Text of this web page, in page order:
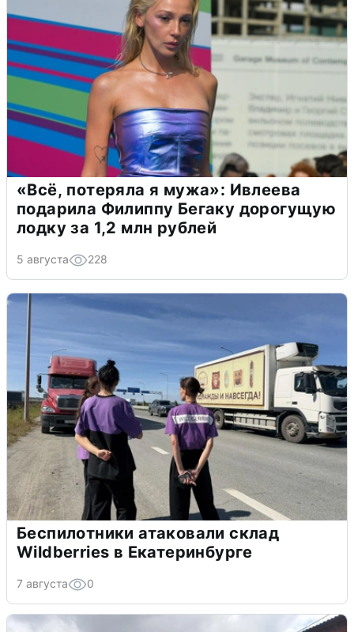
«Всё, потеряла я мужа»: Ивлеева
подарила Филиппу Бегаку дорогущую
лодку за 1,2 млн рублей
5 августа 228
Беспилотники атаковали склад
Wildberries в Екатеринбурге
7 августа 0